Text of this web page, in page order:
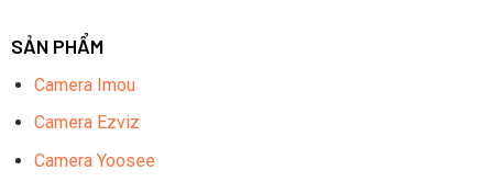
SẢN PHẨM
Camera Imou
Camera Ezviz
Camera Yoosee